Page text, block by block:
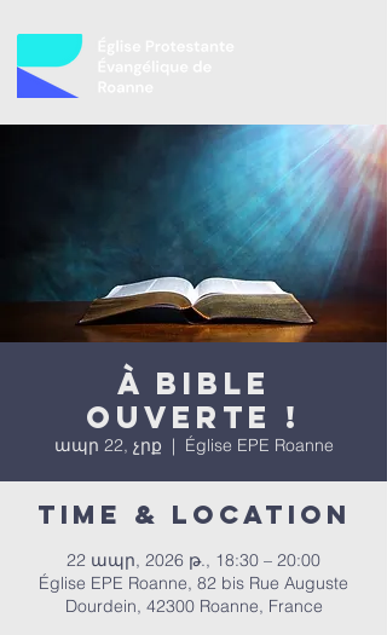
À bible
ouverte !
ապր 22, չրք
  |
Église EPE Roanne
Time & Location
22 ապր, 2026 թ., 18:30 – 20:00
Église EPE Roanne, 82 bis Rue Auguste
Dourdein, 42300 Roanne, France